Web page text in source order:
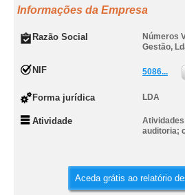
Informações da Empresa
Razão Social
Números
Gestão,
NIF 5086...
Forma jurídica LDA
Atividade
auditoria;
Aceda grátis ao relatório